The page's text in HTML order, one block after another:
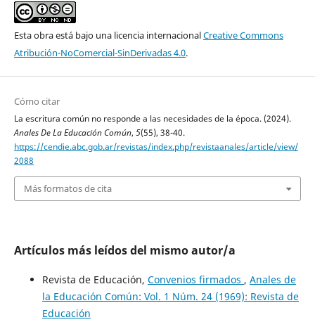
Esta obra está bajo una licencia internacionalCreative Commons
Atribución-NoComercial-SinDerivadas 4.0.
Cómo citar
La escritura común no responde a las necesidades de la época. (2024).
Anales De La Educación Común, 5(55), 38-40.
https://cendie.abc.gob.ar/revistas/index.php/revistaanales/article/view/
2088
Más formatos de cita
Artículos más leídos del mismo autor/a
Revista de Educación, Convenios firmados , Anales de
la Educación Común: Vol. 1 Núm. 24 (1969): Revista de
Educación